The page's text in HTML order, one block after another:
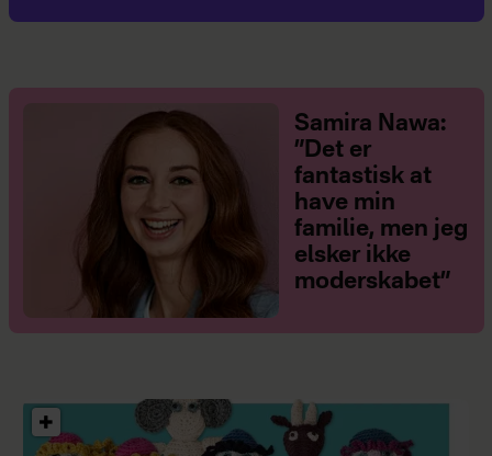
Samira Nawa:
”Det er
fantastisk at
have min
familie, men jeg
elsker ikke
moderskabet”